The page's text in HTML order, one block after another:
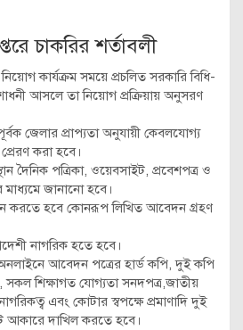
চাকরির শর্তাবলী
কার্যক্রম সময়ে প্রচলিত সরকারি বিধি-
আসলে তা নিয়োগ প্রক্রিয়ায় অনুসরণ
জেলার প্রাপ্যতা অনুযায়ী কেবলযোগ্য
প্রেরণ করা হবে।
দৈনিক পত্রিকা, ওয়েবসাইট, প্রবেশপত্র ও
জানানো হবে।
করতে হবে কোনরূপ লিখিত আবেদন গ্রহণ
নাগরিক হতে হবে।
আবেদন পত্রের হার্ড কপি, দুই কপি
সকল শিক্ষাগত যোগ্যতা সনদপত্র,জাতীয়
এবং কোটার স্বপক্ষে প্রমাণাদি দুই
দাখিল করতে হবে।